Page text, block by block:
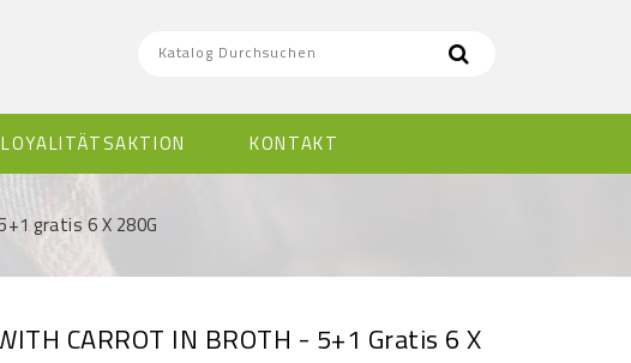
LOYALITÄTSAKTION KONTAKT
gratis 6 X 280G
CARROT IN BROTH - 5+1 Gratis 6 X